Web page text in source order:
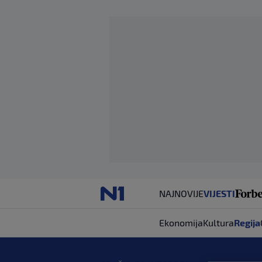
NAJNOVIJEVIJESTI
EkonomijaKulturaRegija